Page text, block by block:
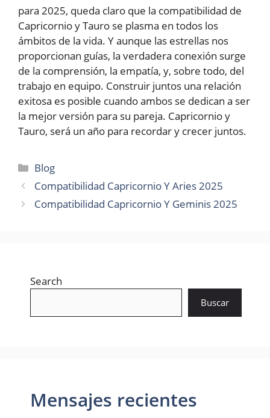
para 2025, queda claro que la compatibilidad de
Capricornio y Tauro se plasma en todos los
ámbitos de la vida. Y aunque las estrellas nos
proporcionan guías, la verdadera conexión surge
de la comprensión, la empatía, y, sobre todo, del
trabajo en equipo. Construir juntos una relación
exitosa es posible cuando ambos se dedican a ser
la mejor versión para su pareja. Capricornio y
Tauro, será un año para recordar y crecer juntos.
Categories
Blog
Compatibilidad Capricornio Y Aries 2025
Compatibilidad Capricornio Y Geminis 2025
Search
Buscar
Mensajes recientes